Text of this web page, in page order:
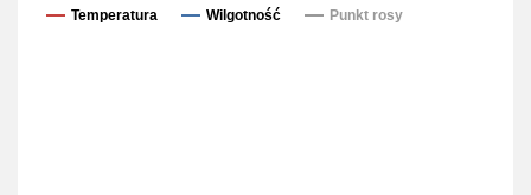
Ostatnie 24 godziny
Temperatura Wilgotność Punkt rosy